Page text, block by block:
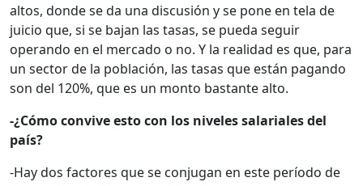
altos, donde se da una discusión y se pone en tela de
juicio que, si se bajan las tasas, se pueda seguir
operando en el mercado o no. Y la realidad es que, para
un sector de la población, las tasas que están pagando
son del 120%, que es un monto bastante alto.
-¿Cómo convive esto con los niveles salariales del
país?
-Hay dos factores que se conjugan en este período de